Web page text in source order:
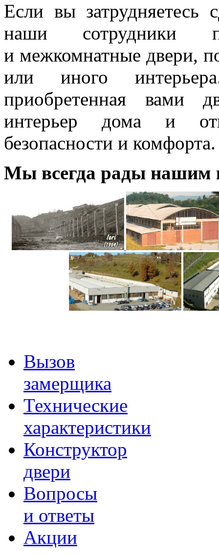
Если вы затрудняетесь
наши сотрудники
и межкомнатные двери,
или иного
приобретенная вами
интерьер дома и
безопасности и комфорта.
Мы всегда рады нашим
Вызов
замерщика
Технические
характеристики
Конструктор
двери
Вопросы
и ответы
Акции